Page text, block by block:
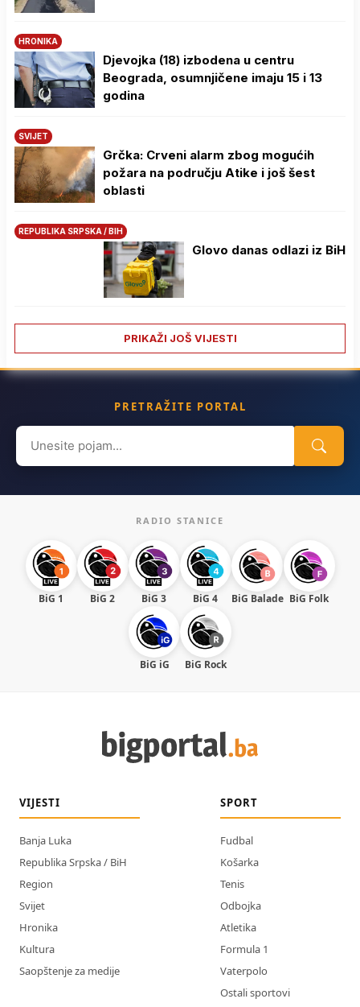
HRONIKA
Djevojka (18) izbodena u centru
Beograda, osumnjičene imaju 15 i 13
godina
SVIJET
Grčka: Crveni alarm zbog mogućih
požara na području Atike i još šest
oblasti
REPUBLIKA SRPSKA / BIH
Glovo danas odlazi iz BiH
PRIKAŽI JOŠ VIJESTI
PRETRAŽITE PORTAL
Search
for:
RADIO STANICE
BiG 1 BiG 2 BiG 3 BiG 4 BiG Balade BiG Folk
BiG iG BiG Rock
VIJESTI
Banja Luka
Republika Srpska / BiH
Region
Svijet
Hronika
Kultura
Saopštenje za medije
SPORT
Fudbal
Košarka
Tenis
Odbojka
Atletika
Formula 1
Vaterpolo
Ostali sportovi